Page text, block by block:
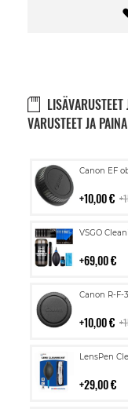
VARUSTEET JA
Canon EF
10,00 €
Lisää
VSGO
69,00 €
Lisää
Canon R-
10,00 €
Lisää
LensPen
29,00 €
Lisää